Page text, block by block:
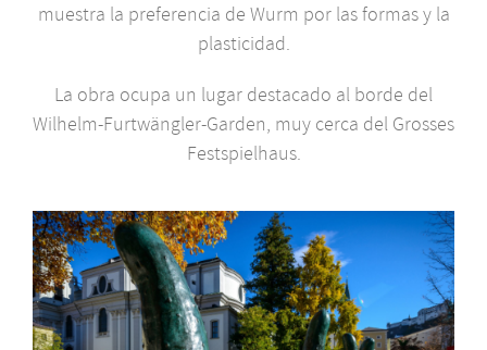
muestra la preferencia de Wurm por las formas y la
plasticidad.
La obra ocupa un lugar destacado al borde del
Wilhelm-Furtwängler-Garden, muy cerca del Grosses
Festspielhaus.